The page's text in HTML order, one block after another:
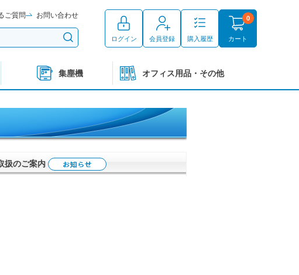
ご質問 お問い合わせ
ログイン 会員登録 購入履歴 カート
0
集塵機 オフィス用品・その他
扱のご案内